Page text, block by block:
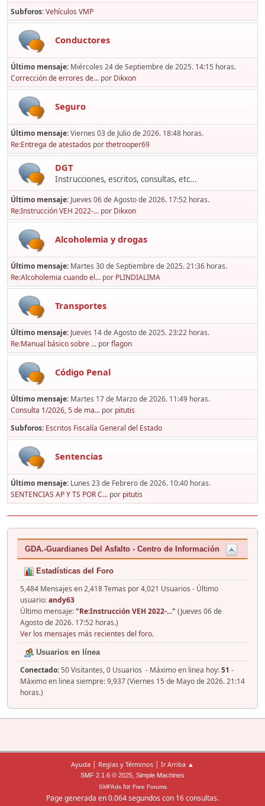
Subforos Vehículos VMP
Conductores
Último mensaje: Miércoles 24 de Septiembre de 2025. 14:15 horas.
Corrección de errores de... por Dikxon
Seguro
Último mensaje:Viernes 03 de Julio de 2026. 18:48 horas.
Re:Entrega de atestados porthetrooper69
DGT
Instrucciones, escritos, consultas, etc...
Último mensaje: Jueves 06 de Agosto de 2026. 17:52 horas.
Re:Instrucción VEH 2022-... por Dikxon
Alcoholemia y drogas
Último mensaje: Martes 30 de Septiembre de 2025. 21:36 horas.
Re:Alcoholemia cuando el... por PLINDIALIMA
Transportes
Último mensaje: Jueves 14 de Agosto de 2025. 23:22 horas.
Re:Manual básico sobre ... porflagon
Código Penal
Último mensaje: Martes 17 de Marzo de 2026. 11:49 horas.
Consulta 1/2026, 5 de ma... por pitutis
Subforos Escritos Fiscalía General del Estado
Sentencias
Último mensaje: Lunes 23 de Febrero de 2026. 10:40 horas.
SENTENCIAS AP Y TS POR C... por pitutis
GDA.-Guardianes Del Asfalto - Centro de Información
Estadísticas del Foro
5,484 Mensajes en 2,418 Temas por 4,021 Usuarios - Último
usuario:andy63
Último mensaje:"Re:Instrucción VEH 2022-..." (Jueves 06 de
Agosto de 2026. 17:52 horas.)
Ver los mensajes más recientes del foro.
Usuarios en línea
Conectado:50 Visitantes, 0 Usuarios - Máximo en linea hoy:51 -
Máximo en linea siempre: 9,937 (Viernes 15 de Mayo de 2026. 21:14
horas.)
Ayuda | Reglas y Términos | Ir Arriba ▲
SMF 2.1.6 © 2025, Simple Machines
SMFAdsfor Free Forums
Page generada en 0.064 segundos con 16 consultas.